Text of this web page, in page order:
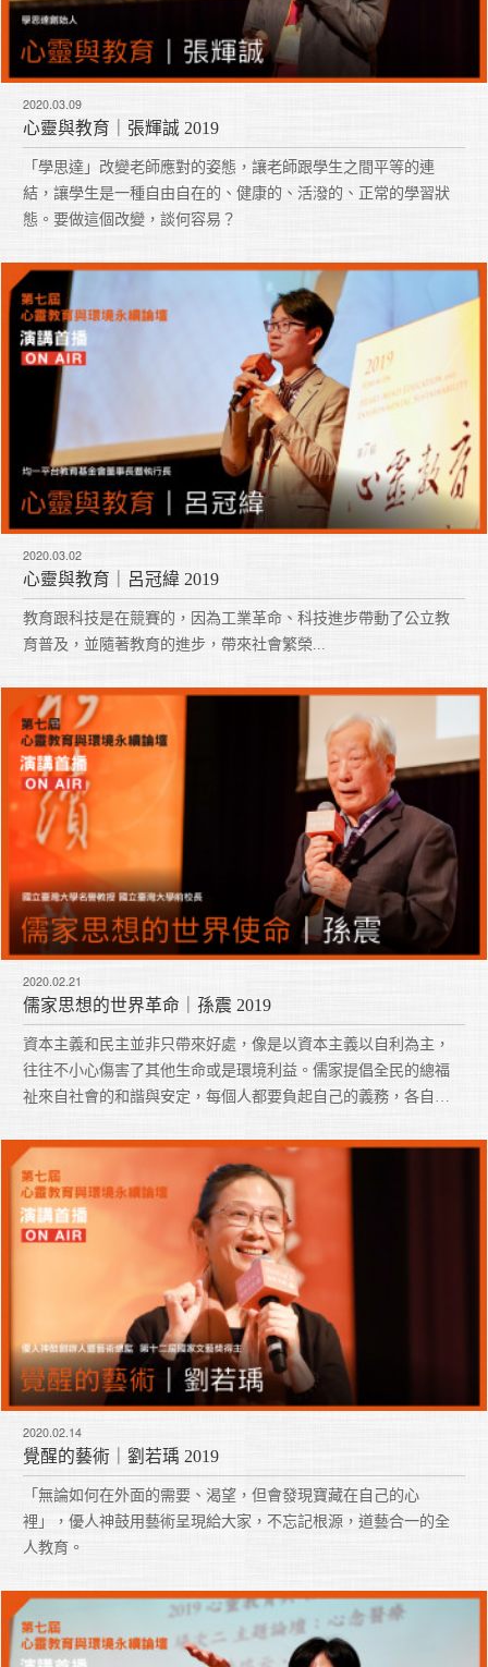
2020.03.09
心靈與教育｜張輝誠 2019
「學思達」改變老師應對的姿態，讓老師跟學生之間平等的連
結，讓學生是一種自由自在的、健康的、活潑的、正常的學習狀
態。要做這個改變，談何容易？
2020.03.02
心靈與教育｜呂冠緯 2019
教育跟科技是在競賽的，因為工業革命、科技進步帶動了公立教
育普及，並隨著教育的進步，帶來社會繁榮...
2020.02.21
儒家思想的世界革命｜孫震 2019
資本主義和民主並非只帶來好處，像是以資本主義以自利為主，
往往不小心傷害了其他生命或是環境利益。儒家提倡全民的總福
祉來自社會的和諧與安定，每個人都要負起自己的義務，各自扮
2020.02.14
覺醒的藝術｜劉若瑀 2019
「無論如何在外面的需要、渴望，但會發現寶藏在自己的心
裡」，優人神鼓用藝術呈現給大家，不忘記根源，道藝合一的全
人教育。